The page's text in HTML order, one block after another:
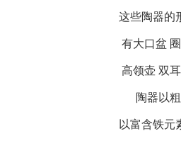
这些陶器的
有大口盆 圈
高领壶 双耳
陶器以粗
以富含铁元